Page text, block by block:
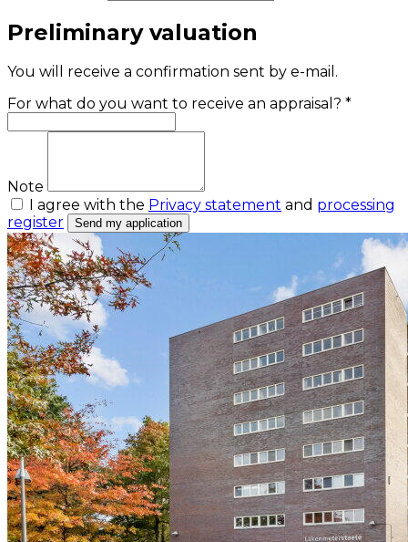
Preliminary valuation
You will receive a confirmation sent by e-mail.
For what do you want to receive an appraisal? *
Note
I agree with the Privacy statement and processing
register
Send my application